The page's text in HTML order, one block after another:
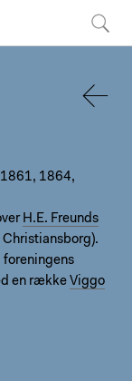
1864,
H.E. Freunds
foreningens
en række Viggo